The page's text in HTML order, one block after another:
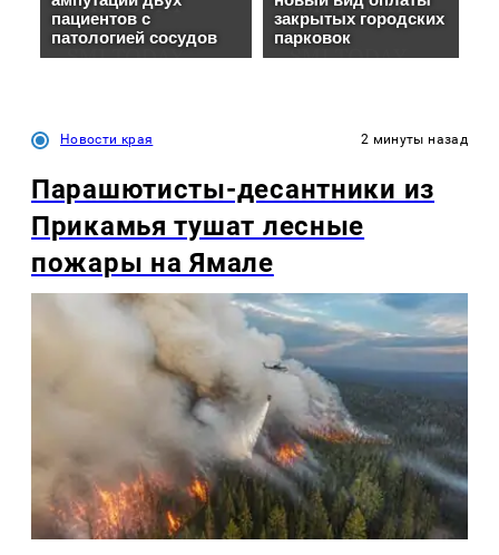
Новости края 2 минуты назад
Парашютисты-десантники из
Прикамья тушат лесные
пожары на Ямале